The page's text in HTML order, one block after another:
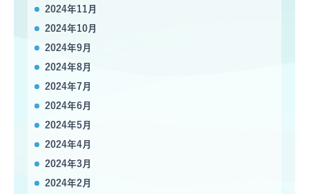
2024年11月
2024年10月
2024年9月
2024年8月
2024年7月
2024年6月
2024年5月
2024年4月
2024年3月
2024年2月